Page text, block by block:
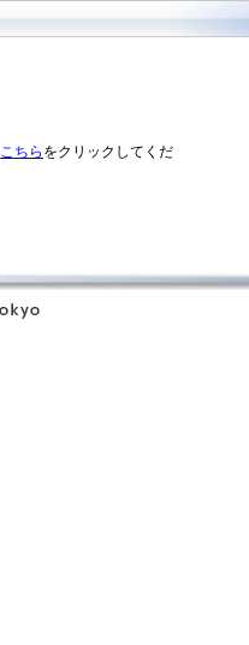
こちら をクリックしてくだ